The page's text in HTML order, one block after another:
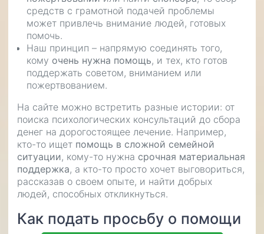
средств с грамотной подачей проблемы
может привлечь внимание людей, готовых
помочь.
Наш принцип – напрямую соединять того,
кому очень нужна помощь, и тех, кто готов
поддержать советом, вниманием или
пожертвованием.
На сайте можно встретить разные истории: от
поиска психологических консультаций до сбора
денег на дорогостоящее лечение. Например,
кто-то ищет помощь в сложной семейной
ситуации, кому-то нужна срочная материальная
поддержка, а кто-то просто хочет выговориться,
рассказав о своем опыте, и найти добрых
людей, способных откликнуться.
Как подать просьбу о помощи